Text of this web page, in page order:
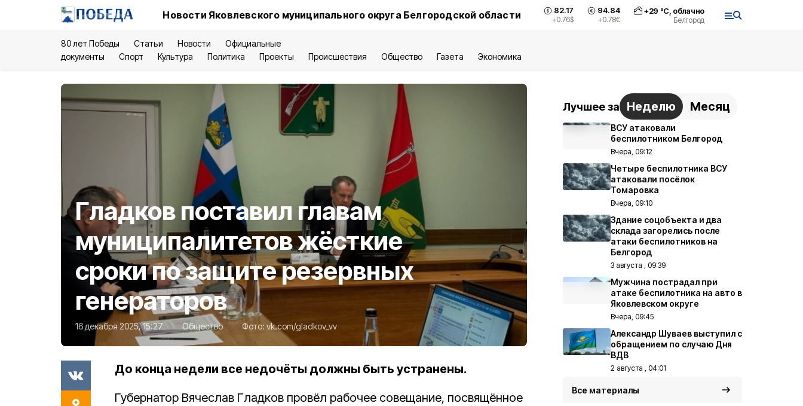
Новости Яковлевского муниципального округа Белгородской области 82.17
+0.76$
94.84
+0.78€
+29 °С, облачно
Белгород
80 лет Победы Статьи Новости
Официальные
документы
Спорт Культура Политика Проекты Происшествия Общество Газета Экономика
Гладков поставил главам
муниципалитетов жёсткие
сроки по защите резервных
генераторов
16 декабря 2025, 15:27 Общество Фото: vk.com/gladkov_vv
До конца недели все недочёты должны быть устранены.
Губернатор Вячеслав Гладков провёл рабочее совещание, посвящённое
Лучшее за Неделю Месяц
ВСУ атаковали
беспилотником Белгород
Вчера, 09:12
Четыре беспилотника ВСУ
атаковали посёлок
Томаровка
Вчера, 09:10
Здание соцобъекта и два
склада загорелись после
атаки беспилотников на
Белгород
3 августа , 09:39
Мужчина пострадал при
атаке беспилотника на авто в
Яковлевском округе
Вчера, 09:45
Александр Шуваев выступил с
обращением по случаю Дня
ВДВ
2 августа , 04:01
Все материалы